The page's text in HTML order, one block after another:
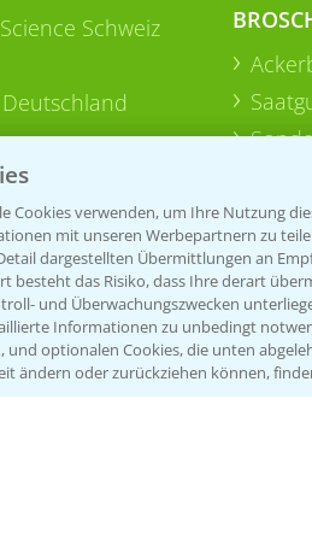
Schweiz
Cookies verwenden, um Ihre Nutzung
mit unseren Werbepartnern zu
dargestellten Übermittlungen an
besteht das Risiko, dass Ihre derart
und Überwachungszwecken
Informationen zu unbedingt
und optionalen Cookies, die unten
ändern oder zurückziehen können,